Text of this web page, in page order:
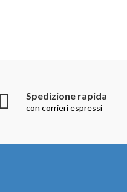
Spedizione rapida
con corrieri espressi